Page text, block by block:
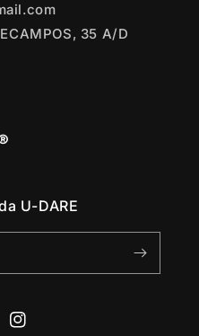
35 A/D
U-DARE
Instagram